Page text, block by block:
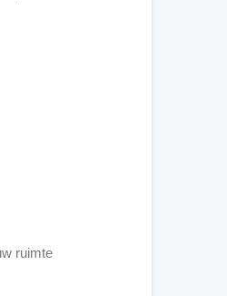
ruimte